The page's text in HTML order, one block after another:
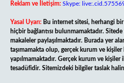
Reklam ve İletişim: Skype:
Yasal Uyarı: Bu internet sitesi, herhangi
hiçbir bağlantısı bulunmamaktadır. Sitede
makaleler paylaşılmaktadır. Burada yer
taşımamakta olup, gerçek kurum ve kişiler
yapılmamaktadır. Gerçek kurum ve
tesadüfidir. Sitemizdeki bilgiler taslak